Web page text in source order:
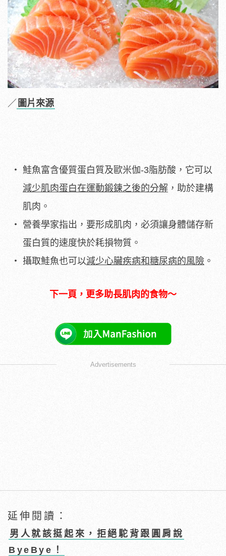
／ 圖片來源
鮭魚富含優質蛋白質及歐米伽-3脂肪酸，它可以
減少肌肉蛋白在運動鍛鍊之後的分解 ，助於建構
肌肉。
營養學家指出，要形成肌肉，必須讓身體儲存新
蛋白質的速度快於耗損物質。
攝取鮭魚也可以減少心臟疾病和糖尿病的風險 。
下一頁，更多助長肌肉的食物～
Advertisements
延伸閱讀：
男人就該挺起來，拒絕駝背跟圓肩說
ByeBye！